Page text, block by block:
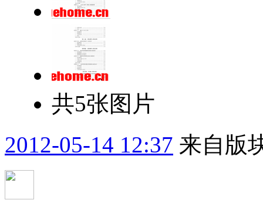
共5张图片
2012-05-14 12:37 来自版